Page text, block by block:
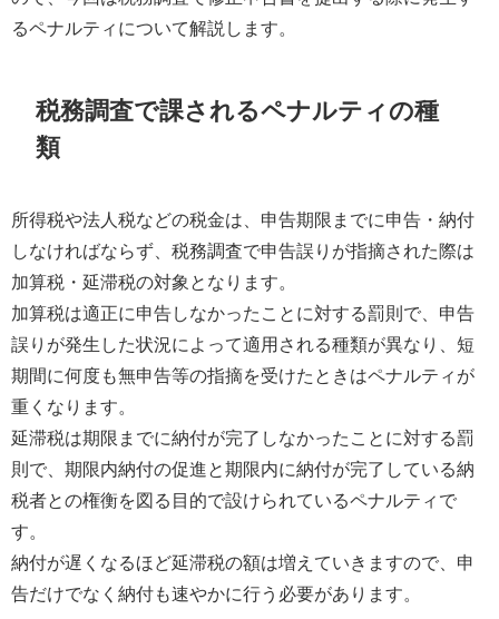
るペナルティについて解説します。
税務調査で課されるペナルティの種
類
所得税や法人税などの税金は、申告期限までに申告・納付
しなければならず、税務調査で申告誤りが指摘された際は
加算税・延滞税の対象となります。
加算税は適正に申告しなかったことに対する罰則で、申告
誤りが発生した状況によって適用される種類が異なり、短
期間に何度も無申告等の指摘を受けたときはペナルティが
重くなります。
延滞税は期限までに納付が完了しなかったことに対する罰
則で、期限内納付の促進と期限内に納付が完了している納
税者との権衡を図る目的で設けられているペナルティで
す。
納付が遅くなるほど延滞税の額は増えていきますので、申
告だけでなく納付も速やかに行う必要があります。